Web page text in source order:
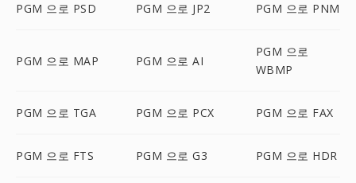
PGM 으로 PSD PGM 으로 JP2 PGM 으로 PNM
PGM 으로 MAP PGM 으로 AI
PGM 으로
WBMP
PGM 으로 TGA PGM 으로 PCX PGM 으로 FAX
PGM 으로 FTS PGM 으로 G3 PGM 으로 HDR